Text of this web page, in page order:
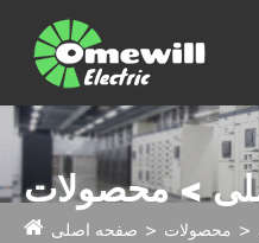
> محصولات
صفحه اصلی محصولات